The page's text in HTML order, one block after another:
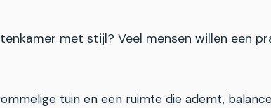
met stijl? Veel mensen willen een
tuin en een ruimte die ademt,